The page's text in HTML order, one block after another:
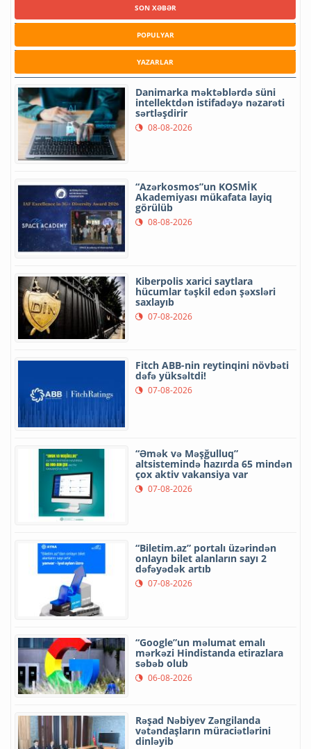
SON XƏBƏR
POPULYAR
YAZARLAR
Danimarka məktəblərdə süni
intellektdən istifadəyə nəzarəti
sərtləşdirir
08-08-2026
“Azərkosmos”un KOSMİK
Akademiyası mükafata layiq
görülüb
08-08-2026
Kiberpolis xarici saytlara
hücumlar təşkil edən şəxsləri
saxlayıb
07-08-2026
Fitch ABB-nin reytinqini növbəti
dəfə yüksəltdi!
07-08-2026
“Əmək və Məşğulluq”
altsistemində hazırda 65 mindən
çox aktiv vakansiya var
07-08-2026
“Biletim.az” portalı üzərindən
onlayn bilet alanların sayı 2
dəfəyədək artıb
07-08-2026
“Google”un məlumat emalı
mərkəzi Hindistanda etirazlara
səbəb olub
06-08-2026
Rəşad Nəbiyev Zəngilanda
vətəndaşların müraciətlərini
dinləyib